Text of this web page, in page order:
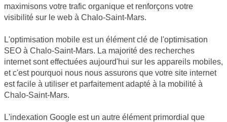
maximisons votre trafic organique et renforçons votre
visibilité sur le web à Chalo-Saint-Mars.
L'optimisation mobile est un élément clé de l'optimisation
SEO à Chalo-Saint-Mars. La majorité des recherches
internet sont effectuées aujourd'hui sur les appareils mobiles,
et c'est pourquoi nous nous assurons que votre site internet
est facile à utiliser et parfaitement adapté à la mobilité à
Chalo-Saint-Mars.
L'indexation Google est un autre élément primordial que